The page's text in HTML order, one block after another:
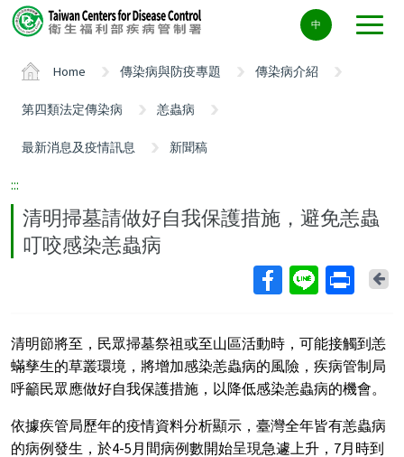
Center
block
中
Home 傳染病與防疫專題 傳染病介紹
第四類法定傳染病 恙蟲病
最新消息及疫情訊息 新聞稿
:::
清明掃墓請做好自我保護措施，避免恙蟲
叮咬感染恙蟲病
清明節將至，民眾掃墓祭祖或至山區活動時，可能接觸到恙
蟎孳生的草叢環境，將增加感染恙蟲病的風險，疾病管制局
呼籲民眾應做好自我保護措施，以降低感染恙蟲病的機會。
依據疾管局歷年的疫情資料分析顯示，臺灣全年皆有恙蟲病
的病例發生，於4-5月間病例數開始呈現急遽上升，7月時到